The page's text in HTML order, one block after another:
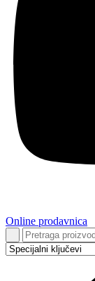
Online prodavnica